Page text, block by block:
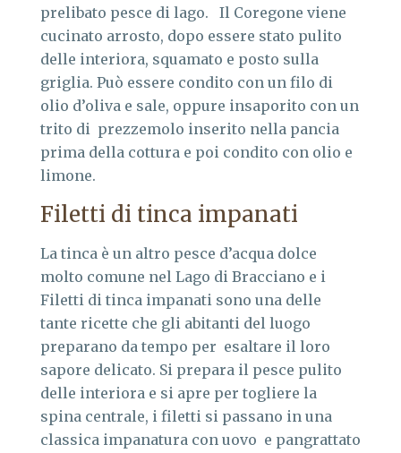
prelibato pesce di lago. Il Coregone viene
cucinato arrosto, dopo essere stato pulito
delle interiora, squamato e posto sulla
griglia. Può essere condito con un filo di
olio d’oliva e sale, oppure insaporito con un
trito di prezzemolo inserito nella pancia
prima della cottura e poi condito con olio e
limone.
Filetti di tinca impanati
La tinca è un altro pesce d’acqua dolce
molto comune nel Lago di Bracciano e i
Filetti di tinca impanati sono una delle
tante ricette che gli abitanti del luogo
preparano da tempo per esaltare il loro
sapore delicato. Si prepara il pesce pulito
delle interiora e si apre per togliere la
spina centrale, i filetti si passano in una
classica impanatura con uovo e pangrattato